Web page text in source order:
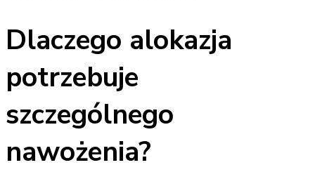
Dlaczego alokazja
potrzebuje
szczególnego
nawożenia?